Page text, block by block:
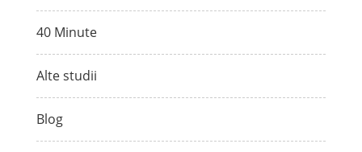
40 Minute
Alte studii
Blog